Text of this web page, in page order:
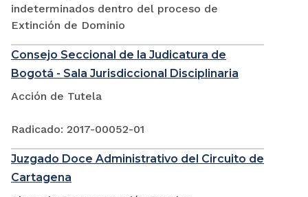
indeterminados dentro del proceso de
Extinción de Dominio
Consejo Seccional de la Judicatura de
Bogotá - Sala Jurisdiccional Disciplinaria
Acción de Tutela
Radicado: 2017-00052-01
Juzgado Doce Administrativo del Circuito de
Cartagena